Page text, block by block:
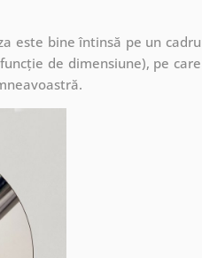
este bine întinsă pe un cadru
de dimensiune), pe care